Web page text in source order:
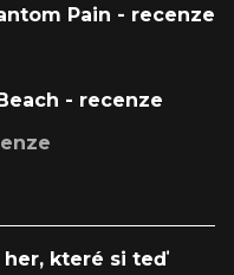
Pain - recenze
- recenze
které si teď